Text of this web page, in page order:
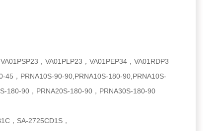
，VA01PLP23，VA01PEP34，VA01RDP3
，PRNA10S-90-90,PRNA10S-180-90,PRNA10S-
180-90，PRNA20S-180-90，PRNA30S-180-90
，SA-2725CD1S，